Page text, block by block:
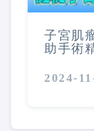
子宮肌
助手術
2024-